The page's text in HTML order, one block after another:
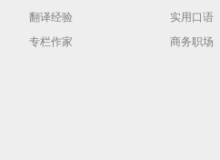
翻译经验
专栏作家
实用口语
商务职场